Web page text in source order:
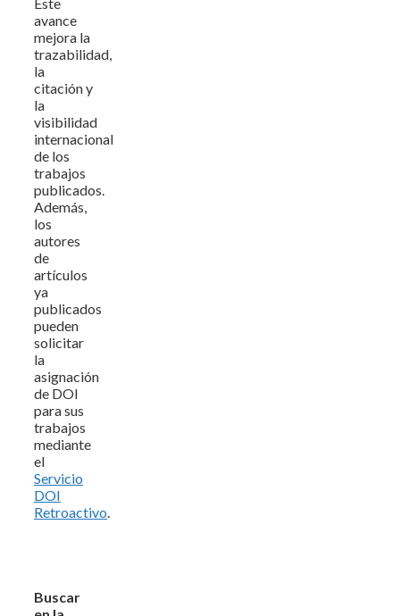
avance
mejora la
trazabilidad,
la
citación y
la
visibilidad
internacional
de los
trabajos
publicados.
Además,
los
autores
de
artículos
ya
publicados
pueden
solicitar
la
asignación
de DOI
para sus
trabajos
mediante
el
Servicio
DOI
Retroactivo.
Buscar